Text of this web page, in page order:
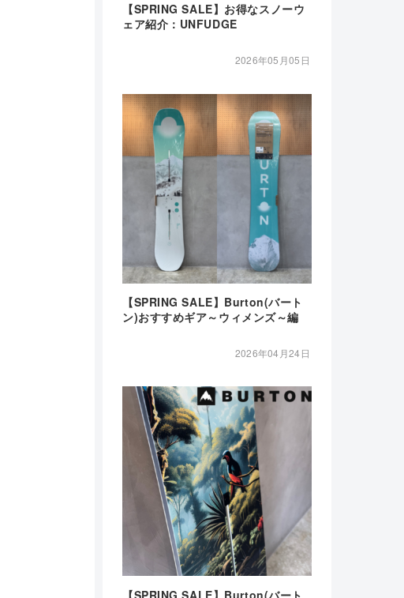
【SPRING SALE】お得なスノーウ
ェア紹介：UNFUDGE
2026年05月05日
【SPRING SALE】Burton(バート
ン)おすすめギア～ウィメンズ～編
2026年04月24日
【SPRING SALE】Burton(バート